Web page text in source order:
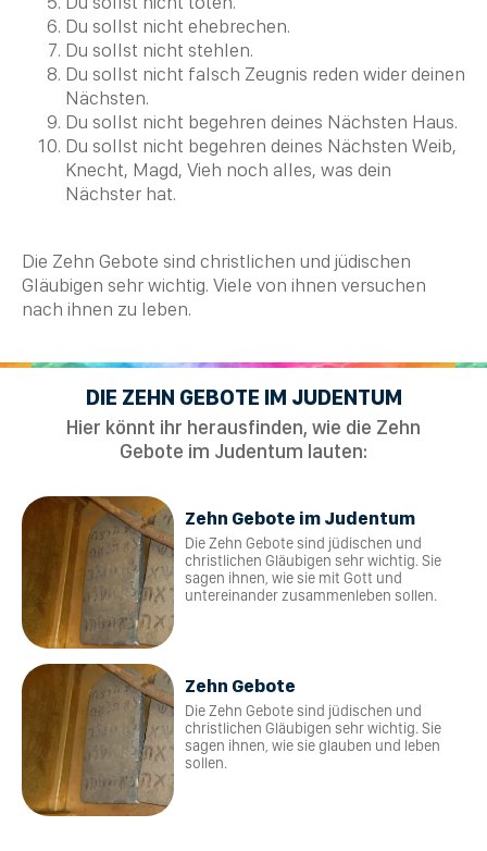
Du sollst nicht ehebrechen.
Du sollst nicht stehlen.
Du sollst nicht falsch Zeugnis reden wider deinen
Nächsten.
Du sollst nicht begehren deines Nächsten Haus.
Du sollst nicht begehren deines Nächsten Weib,
Knecht, Magd, Vieh noch alles, was dein
Nächster hat.
Die Zehn Gebote sind christlichen und jüdischen
Gläubigen sehr wichtig. Viele von ihnen versuchen
nach ihnen zu leben.
DIE ZEHN GEBOTE IM JUDENTUM
Hier könnt ihr herausfinden, wie die Zehn
Gebote im Judentum lauten:
Zehn Gebote im Judentum
Die Zehn Gebote sind jüdischen und
christlichen Gläubigen sehr wichtig. Sie
sagen ihnen, wie sie mit Gott und
untereinander zusammenleben sollen.
Zehn Gebote
Die Zehn Gebote sind jüdischen und
christlichen Gläubigen sehr wichtig. Sie
sagen ihnen, wie sie glauben und leben
sollen.